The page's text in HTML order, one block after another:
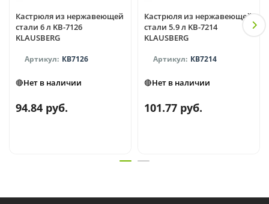
Кастрюля из нержавеющей
стали 6 л KB-7126
KLAUSBERG
КВ7126
🔴Нет в наличии
94.84 руб.
Кастрюля из нержавеющей
стали 5.9 л KB-7214
KLAUSBERG
КВ7214
🔴Нет в наличии
101.77 руб.